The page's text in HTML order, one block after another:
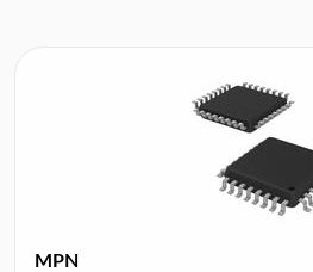
MPN